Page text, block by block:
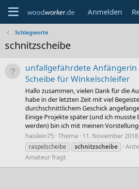
Anmelden
Schlagworte
schnitzscheibe
unfallgefährdete Anfängerin
Scheibe für Winkelschleifer
Hallo zusammen, vielen Dank für die
habe in der letzten Zeit mit viel
durchschnittlichem Geschick
Einige Projekte später (und ich
werden) bin ich mit meinen
hasilein75 Thema 11. November 2018
raspelscheibe
schnitzscheibe
Amateur fragt